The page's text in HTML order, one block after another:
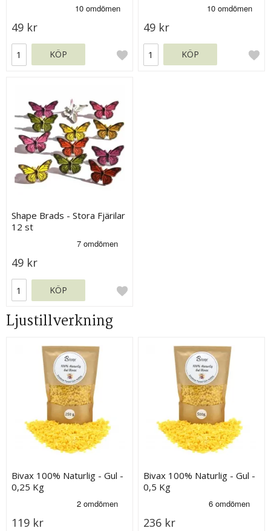
49 kr
KÖP
49 kr
KÖP
Shape Brads - Stora Fjärilar
12 st
49 kr
KÖP
Ljustillverkning
Bivax 100% Naturlig - Gul -
0,25 Kg
119 kr
Bivax 100% Naturlig - Gul -
0,5 Kg
236 kr